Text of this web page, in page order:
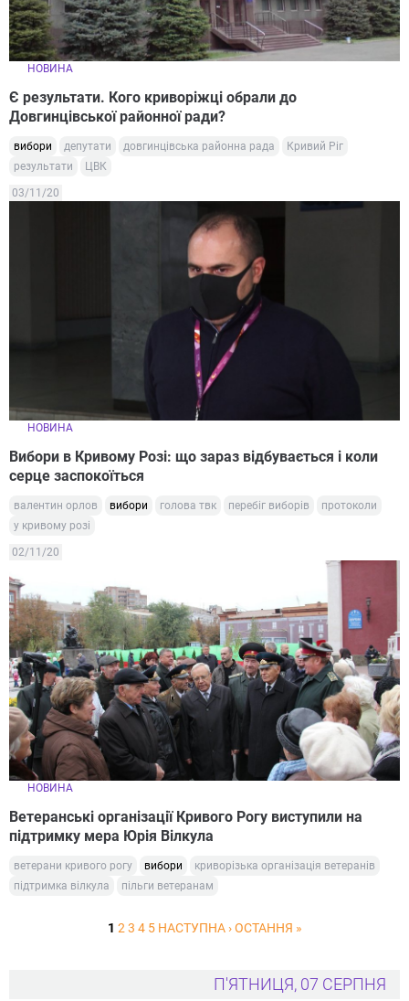
НОВИНА
Є результати. Кого криворіжці обрали до
Довгинцівської районної ради?
вибори депутати довгинцівська районна рада
Кривий Ріг
результати
ЦВК
03/11/20
НОВИНА
Вибори в Кривому Розі: що зараз відбувається і коли
серце заспокоїться
валентин орлов вибори голова твк перебіг виборів
протоколи
у кривому розі
02/11/20
НОВИНА
Ветеранські організації Кривого Рогу виступили на
підтримку мера Юрія Вілкула
ветерани кривого рогу вибори
криворізька організація ветеранів
підтримка вілкула
пільги ветеранам
1 2 3 4 5 НАСТУПНА › ОСТАННЯ »
П'ЯТНИЦЯ, 07 СЕРПНЯ